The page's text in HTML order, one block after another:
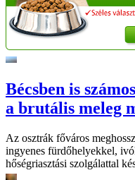
Bécsben is
a brutális meleg
Az osztrák főváros
ingyenes fürdőhelyekkel,
hőségriasztási szolgálattal